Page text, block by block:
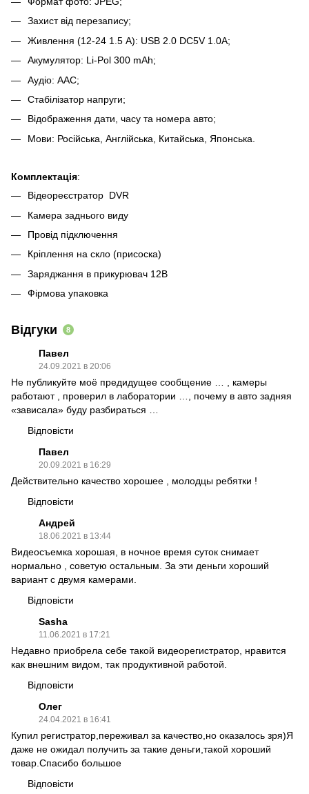
Захист від перезапису;
Живлення (12-24 1.5 A): USB 2.0 DC5V 1.0A;
Акумулятор: Li-Pol 300 mAh;
Аудіо: AAC;
Стабілізатор напруги;
Відображення дати, часу та номера авто;
Мови: Російська, Англійська, Китайська, Японська.
Комплектація:
Відеореєстратор DVR
Камера заднього виду
Провід підключення
Кріплення на скло (присоска)
Заряджання в прикурювач 12В
Фірмова упаковка
Відгуки 8
Павел
24.09.2021 в 20:06
Не публикуйте моё предидущее сообщение … , камеры
работают , проверил в лаборатории …, почему в авто задняя
«зависала» буду разбираться …
Відповісти
Павел
20.09.2021 в 16:29
Действительно качество хорошее , молодцы ребятки !
Відповісти
Андрей
18.06.2021 в 13:44
Видеосъемка хорошая, в ночное время суток снимает
нормально , советую остальным. За эти деньги хороший
вариант с двумя камерами.
Відповісти
Sasha
11.06.2021 в 17:21
Недавно приобрела себе такой видеорегистратор, нравится
как внешним видом, так продуктивной работой.
Відповісти
Олег
24.04.2021 в 16:41
Купил регистратор,переживал за качество,но оказалось зря)Я
даже не ожидал получить за такие деньги,такой хороший
товар.Спасибо большое
Відповісти